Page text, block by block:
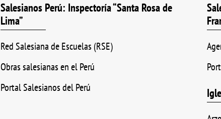
Salesianos Perú: Inspectoría “Santa Rosa de
Lima”
Red Salesiana de Escuelas (RSE)
Obras salesianas en el Perú
Portal Salesianos del Perú